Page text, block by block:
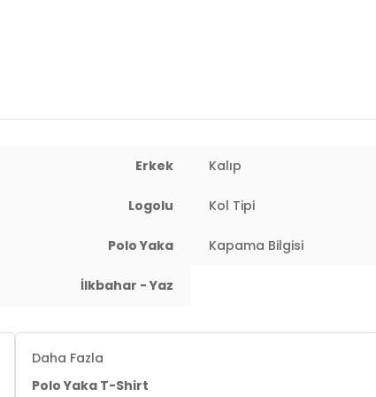
73 cm / Basen : 92 cm / Beden : L
Erkek Kalıp
Logolu Kol Tipi
Polo Yaka Kapama Bilgisi
İlkbahar - Yaz
Daha Fazla
Polo Yaka T-Shirt